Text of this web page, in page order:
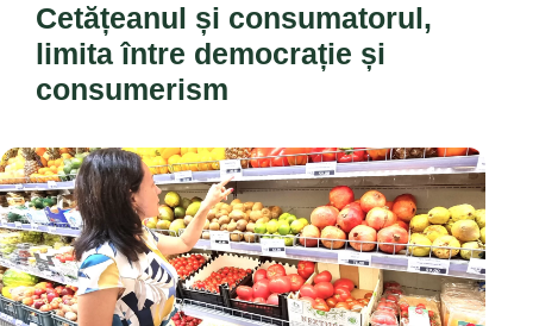
Cetățeanul și consumatorul,
limita între democrație și
consumerism